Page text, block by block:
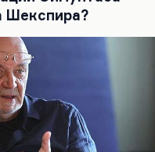
когда человек
героем.
как обычный
ни…
Шекспира?